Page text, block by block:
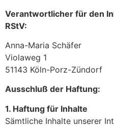
Verantwortlicher für den
RStV:
Anna-Maria Schäfer
Violaweg 1
51143 Köln-Porz-Zündorf
Ausschluß der Haftung:
1. Haftung für Inhalte
Sämtliche Inhalte unserer